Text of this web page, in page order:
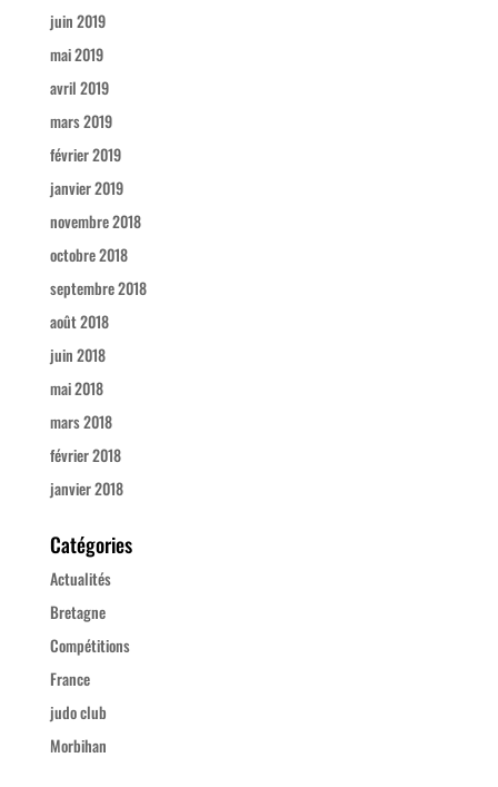
juin 2019
mai 2019
avril 2019
mars 2019
février 2019
janvier 2019
novembre 2018
octobre 2018
septembre 2018
août 2018
juin 2018
mai 2018
mars 2018
février 2018
janvier 2018
Catégories
Actualités
Bretagne
Compétitions
France
judo club
Morbihan